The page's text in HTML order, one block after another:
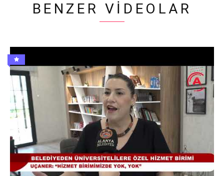
BENZER VIDEOLAR